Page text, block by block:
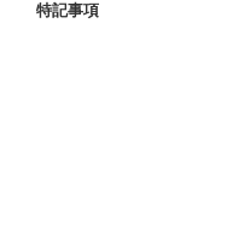
特記事項